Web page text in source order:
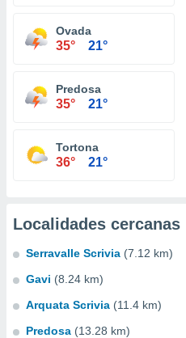
Ovada
35° 21°
Predosa
35° 21°
Tortona
36° 21°
Localidades cercanas
Serravalle Scrivia (7.12 km)
Gavi (8.24 km)
Arquata Scrivia (11.4 km)
Predosa (13.28 km)